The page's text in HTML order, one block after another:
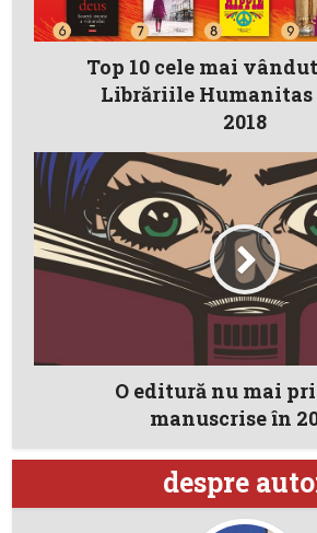
Top 10 cele mai
Librăriile
2018
O editură nu mai
manuscrise în
despre